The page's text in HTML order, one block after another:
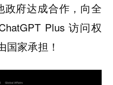
政府达成合作，向全
Plus 访问权
国家承担！